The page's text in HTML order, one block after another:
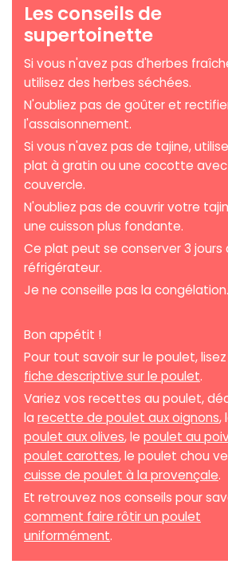
Les conseils de
supertoinette
Si vous n'avez pas d'herbes
utilisez des herbes séchées.
N'oubliez pas de goûter et
l'assaisonnement.
Si vous n'avez pas de tajine,
plat à gratin ou une cocotte avec
couvercle.
N'oubliez pas de couvrir votre
une cuisson plus fondante.
Ce plat peut se conserver 3 jours
réfrigérateur.
Je ne conseille pas la congélation.
Bon appétit !
Pour tout savoir sur le poulet,
fiche descriptive sur le poulet.
Variez vos recettes au poulet,
la recette de poulet aux oignons,
poulet aux olives, le poulet au
poulet carottes, le poulet chou
cuisse de poulet à la provençale.
Et retrouvez nos conseils pour
comment faire rôtir un poulet
uniformément.